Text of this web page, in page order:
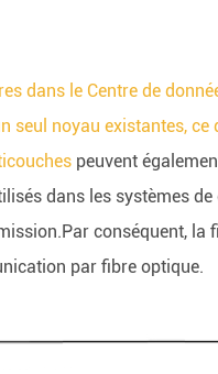
dans le Centre de
seul noyau existantes,
peuvent
dans les systèmes
conséquent,
par fibre optique.